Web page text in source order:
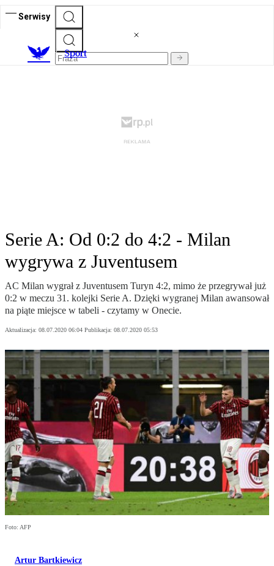
Serwisy
Sport
Serie A: Od 0:2 do 4:2 - Milan
wygrywa z Juventusem
AC Milan wygrał z Juventusem Turyn 4:2, mimo że przegrywał już
0:2 w meczu 31. kolejki Serie A. Dzięki wygranej Milan awansował
na piąte miejsce w tabeli - czytamy w Onecie.
Aktualizacja: 08.07.2020 06:04 Publikacja: 08.07.2020 05:53
Foto: AFP
Artur Bartkiewicz